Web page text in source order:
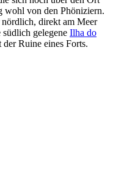
wohl von den Phöniziern.
direkt am Meer
gelegene Ilha do
Ruine eines Forts.